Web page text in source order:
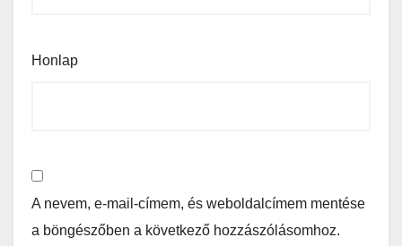
Honlap
A nevem, e-mail-címem, és weboldalcímem mentése
a böngészőben a következő hozzászólásomhoz.